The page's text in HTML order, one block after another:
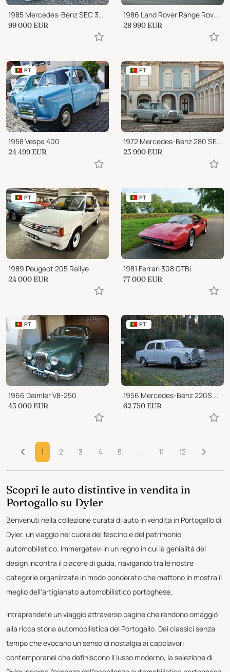
1985 Mercedes-Benz SEC 380 Koenig Specials
99 000 EUR
1986 Land Rover Range Rover CLASSIC VOGUE EFI 3.5 V8
28 990 EUR
PT
1958 Vespa 400
24 499 EUR
PT
1972 Mercedes-Benz 280 SE W108
23 990 EUR
PT
1989 Peugeot 205 Rallye
24 000 EUR
PT
1981 Ferrari 308 GTBi
77 000 EUR
PT
1966 Daimler V8-250
43 000 EUR
PT
1956 Mercedes-Benz 220S W180
62 750 EUR
1 2 3 4 5 ... 11 12
Scopri le auto distintive in vendita in
Portogallo su Dyler
Benvenuti nella collezione curata di auto in vendita in Portogallo di
Dyler, un viaggio nel cuore del fascino e del patrimonio
automobilistico. Immergetevi in un regno in cui la genialità del
design incontra il piacere di guida, navigando tra le nostre
categorie organizzate in modo ponderato che mettono in mostra il
meglio dell'artigianato automobilistico portoghese.
Intraprendete un viaggio attraverso pagine che rendono omaggio
alla ricca storia automobilistica del Portogallo. Dai classici senza
tempo che evocano un senso di nostalgia ai capolavori
contemporanei che definiscono il lusso moderno, la selezione di